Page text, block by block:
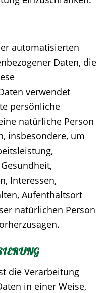
automatisierten
Daten, die
verwendet
persönliche
natürliche Person
insbesondere, um
Interessen,
Aufenthaltsort
natürlichen Person
die Verarbeitung
in einer Weise,